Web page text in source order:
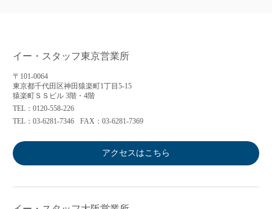
イー・スタッフ東京営業所
〒101-0064
東京都千代田区神田猿楽町1丁目5-15
猿楽町ＳＳビル 3階・4階
TEL：0120-558-226
TEL：03-6281-7346
FAX：03-6281-7369
アクセスはこちら